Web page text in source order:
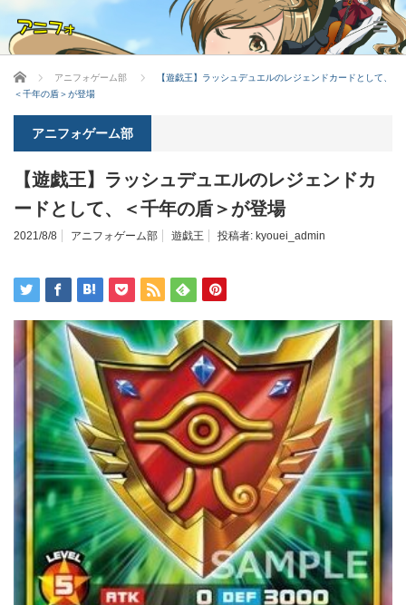
ホーム アニフォゲーム部
【遊戯王】ラッシュデュエルのレジェンドカードとして、
＜千年の盾＞が登場
アニフォゲーム部
【遊戯王】ラッシュデュエルのレジェンドカ
ードとして、＜千年の盾＞が登場
2021/8/8 アニフォゲーム部 遊戯王 投稿者: kyouei_admin